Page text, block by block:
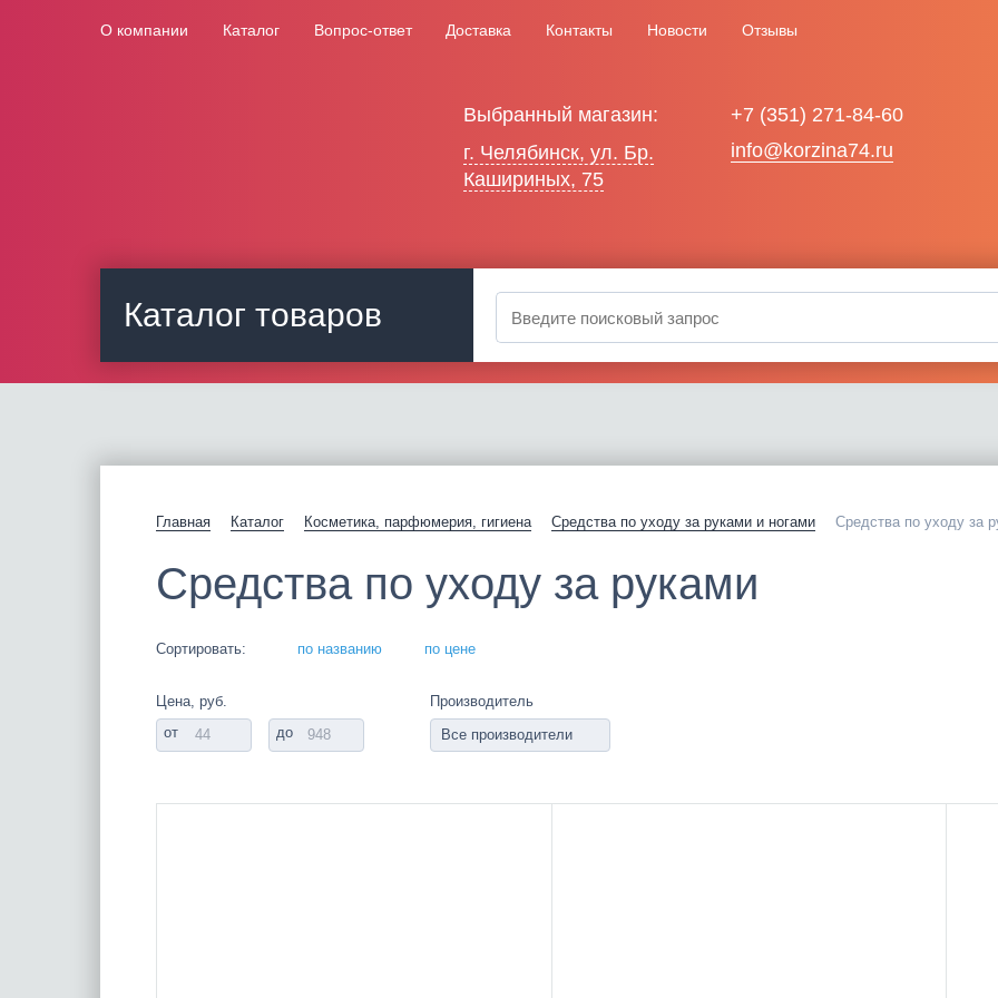
О компании Каталог Вопрос-ответ Доставка Контакты Новости Отзывы
Выбранный магазин:
г. Челябинск, ул. Бр.
Кашириных, 75
+7 (351) 271-84-60
info@korzina74.ru
Каталог товаров
Главная Каталог Косметика, парфюмерия, гигиена Средства по уходу за руками и ногами Средства по уходу за
Средства по уходу за руками
Сортировать: по названию по цене
Цена, руб.
от
до
Производитель
Все производители